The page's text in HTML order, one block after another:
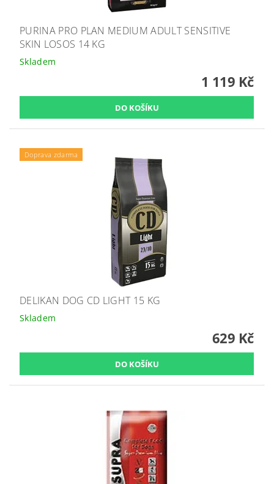
PURINA PRO PLAN MEDIUM ADULT SENSITIVE
SKIN LOSOS 14 KG
Skladem
1 119 Kč
Doprava zdarma
DELIKAN DOG CD LIGHT 15 KG
Skladem
629 Kč